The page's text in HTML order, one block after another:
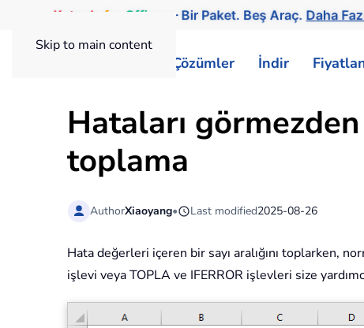
Skip to main content
Kutools for Office — Bir Paket. Beş Araç.Daha
Çözümler İndir
Hataları
toplama
AuthorXiaoyang• Last modified2025-08-26
Hata değerleri içeren bir sayı aralığını toplarken,
işlevi veya TOPLA ve IFERROR işlevleri size